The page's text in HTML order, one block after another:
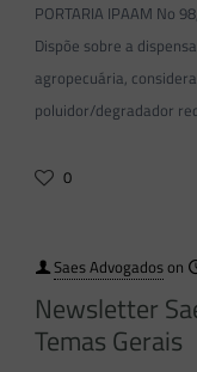
PORTARIA IPAAM No
Dispõe sobre a
agropecuária,
poluidor/degradador
0
Saes Advogadoson
Newsletter
Temas Gerais